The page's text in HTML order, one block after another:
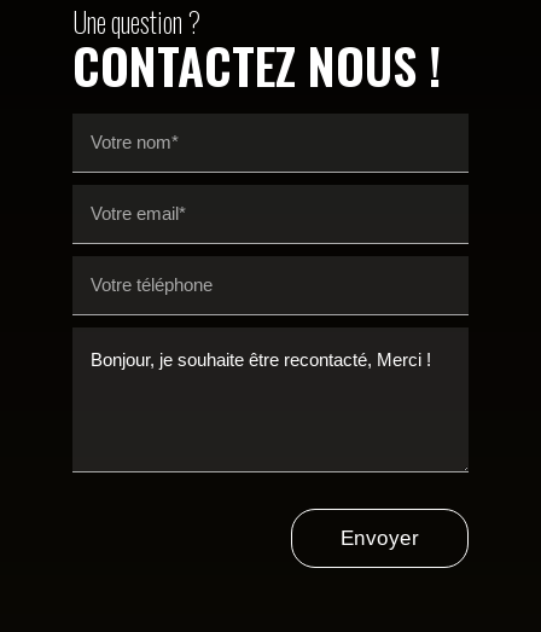
Une question ?
CONTACTEZ NOUS !
Envoyer